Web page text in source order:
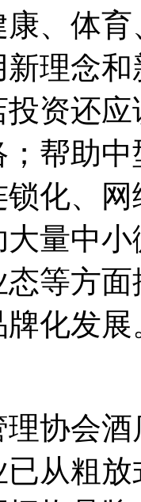
、体
理念
资还
帮助
化、
量中
等方
化发展
协会
从粗